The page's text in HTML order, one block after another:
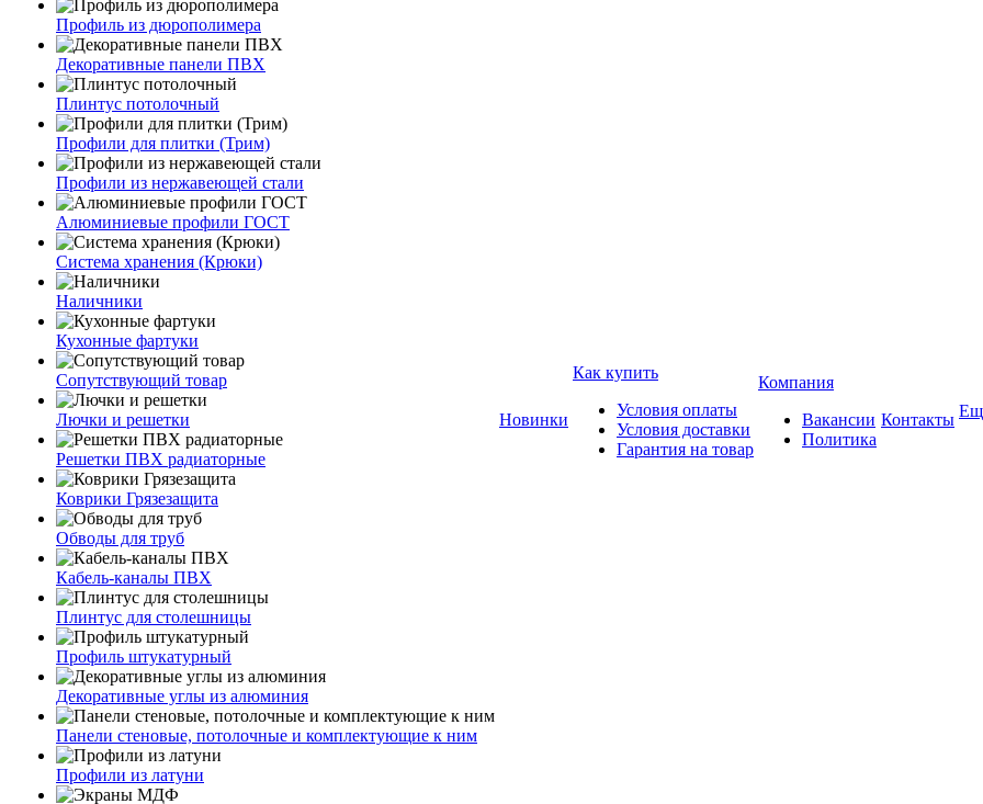
Профиль из дюрополимера
Декоративные панели ПВХ
Плинтус потолочный
Профили для плитки (Трим)
Профили из нержавеющей стали
Алюминиевые профили ГОСТ
Система хранения (Крюки)
Наличники
Кухонные фартуки
Сопутствующий товар
Лючки и решетки
Решетки ПВХ радиаторные
Коврики Грязезащита
Обводы для труб
Кабель-каналы ПВХ
Плинтус для столешницы
Профиль штукатурный
Декоративные углы из алюминия
Панели стеновые, потолочные и комплектующие к ним
Профили из латуни
Новинки
Как купить
Условия оплаты
Условия доставки
Гарантия на товар
Компания
Вакансии
Политика
Контакты